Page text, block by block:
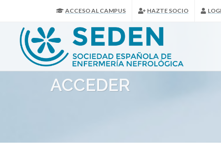
ACCESO AL CAMPUS HAZTE SOCIO
ACCEDER